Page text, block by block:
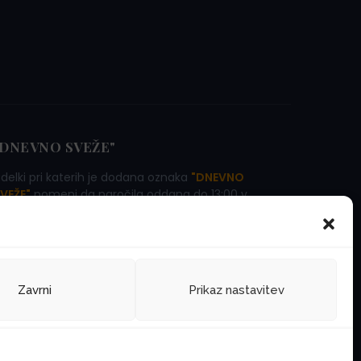
Zavrni Prikaz nastavitev
SVEŽE"
pri katerih je dodana oznaka "DNEVNO
pomeni da naročila oddana do 13:00 v
Pogoji uporabe Piškotki